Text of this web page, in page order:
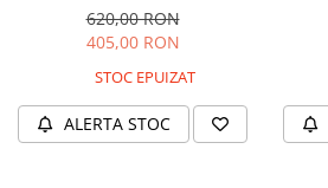
620,00 RON
405,00 RON
STOC EPUIZAT
ALERTA STOC